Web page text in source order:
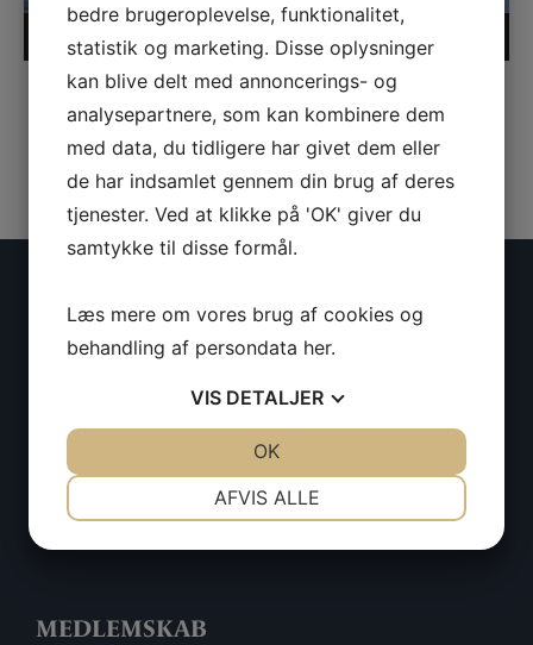
00:00
Vikingeklubben Isbjørnen
Cvr: 29749671
Kontakt
Kontortider
MEDLEMSKAB
bedre brugeroplevelse, funktionalitet,
statistik og marketing. Disse oplysninger
kan blive delt med annoncerings- og
analysepartnere, som kan kombinere dem
med data, du tidligere har givet dem eller
de har indsamlet gennem din brug af deres
tjenester. Ved at klikke på 'OK' giver du
samtykke til disse formål.
Læs mere om vores brug af cookies og
behandling af persondata her.
VIS DETALJER
AFVIS ALLE
OK